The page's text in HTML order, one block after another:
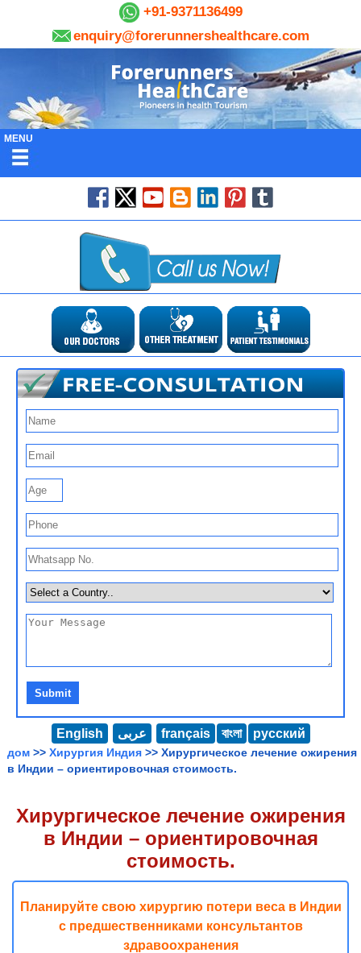
+91-9371136499
enquiry@forerunnershealthcare.com
MENU
English عربى français বাংলা русский
дом >> Хирургия Индия >> Хирургическое лечение ожирения
в Индии – ориентировочная стоимость.
Хирургическое лечение ожирения
в Индии – ориентировочная
стоимость.
Планируйте свою хирургию потери веса в Индии
с предшественниками консультантов
здравоохранения